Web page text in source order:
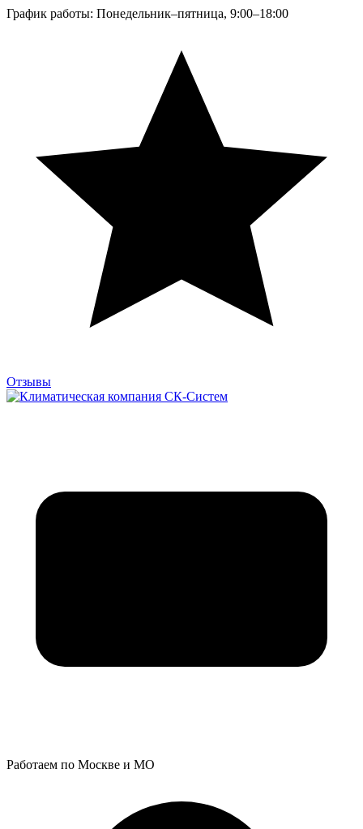
График работы: Понедельник–пятница, 9:00–18:00
Отзывы
Работаем по Москве и МО